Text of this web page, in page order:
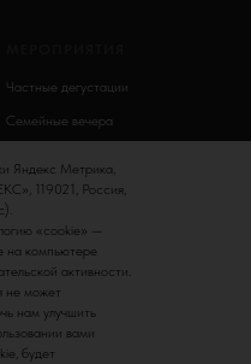
Яндекс Метрика,
119021, Россия,
«cookie» —
на компьютере
активности.
не может
нам улучшить
вами
будет
Частные дегустации
Семейные вечера
Дни рождения
Итальянские вина
Российские вина
Испанские вина